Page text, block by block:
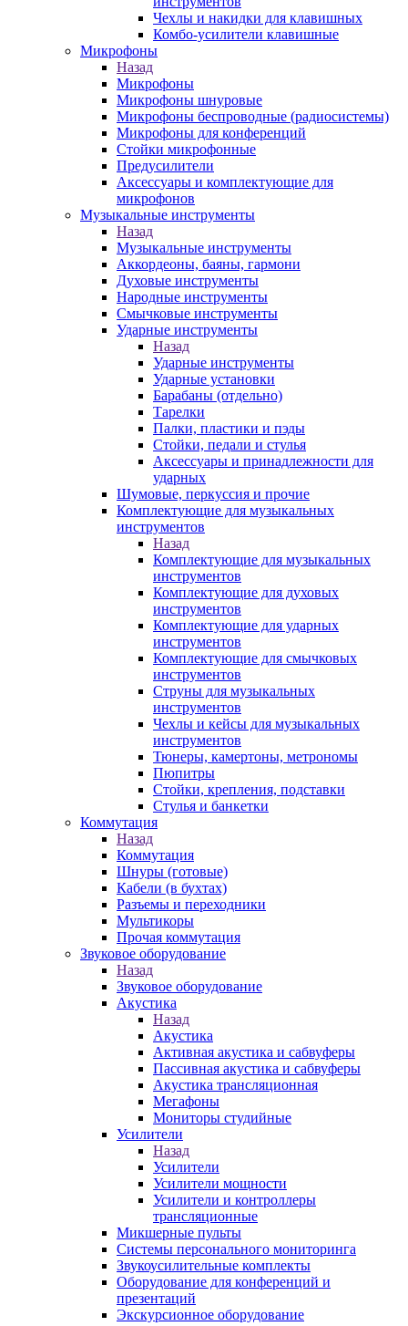
Чехлы и накидки для клавишных
Комбо-усилители клавишные
Микрофоны
Назад
Микрофоны
Микрофоны шнуровые
Микрофоны беспроводные (радиосистемы)
Микрофоны для конференций
Стойки микрофонные
Предусилители
Аксессуары и комплектующие для
микрофонов
Музыкальные инструменты
Назад
Музыкальные инструменты
Аккордеоны, баяны, гармони
Духовые инструменты
Народные инструменты
Смычковые инструменты
Ударные инструменты
Назад
Ударные инструменты
Ударные установки
Барабаны (отдельно)
Тарелки
Палки, пластики и пэды
Стойки, педали и стулья
Аксессуары и принадлежности для
ударных
Шумовые, перкуссия и прочие
Комплектующие для музыкальных
инструментов
Назад
Комплектующие для музыкальных
инструментов
Комплектующие для духовых
инструментов
Комплектующие для ударных
инструментов
Комплектующие для смычковых
инструментов
Струны для музыкальных
инструментов
Чехлы и кейсы для музыкальных
инструментов
Тюнеры, камертоны, метрономы
Пюпитры
Стойки, крепления, подставки
Стулья и банкетки
Коммутация
Назад
Коммутация
Шнуры (готовые)
Кабели (в бухтах)
Разъемы и переходники
Мультикоры
Прочая коммутация
Звуковое оборудование
Назад
Звуковое оборудование
Акустика
Назад
Акустика
Активная акустика и сабвуферы
Пассивная акустика и сабвуферы
Акустика трансляционная
Мегафоны
Мониторы студийные
Усилители
Назад
Усилители
Усилители мощности
Усилители и контроллеры
трансляционные
Микшерные пульты
Системы персонального мониторинга
Звукоусилительные комплекты
Оборудование для конференций и
презентаций
Экскурсионное оборудование